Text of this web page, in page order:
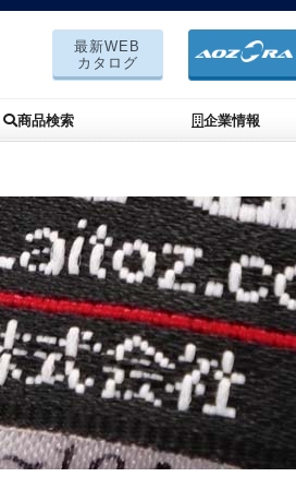
最新WEB
カタログ
商品検索 企業情報